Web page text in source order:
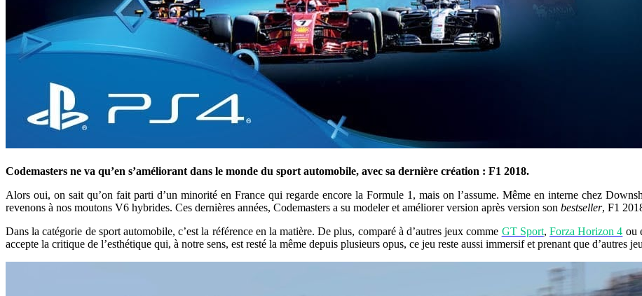
Codemasters ne va qu’en s’améliorant dans le monde du sport automobile, avec sa dernière création : F1 2018.
Alors oui, on sait qu’on fait parti d’un minorité en France qui regarde encore la Formule 1, mais on l’assume. Même en interne chez
revenons à nos moutons V6 hybrides. Ces dernières années, Codemasters a su modeler et améliorer version après version son bestseller, F1
Dans la catégorie de sport automobile, c’est la référence en la matière. De plus, comparé à d’autres jeux comme GT Sport,Forza Horizon 4 ou
accepte la critique de l’esthétique qui, à notre sens, est resté la même depuis plusieurs opus, ce jeu reste aussi immersif et prenant que d’autres